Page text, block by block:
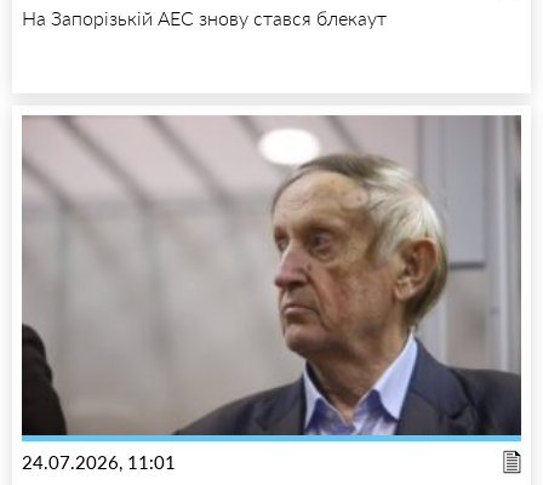
На Запорізькій АЕС знову стався блекаут
24.07.2026, 11:01